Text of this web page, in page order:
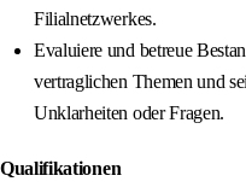
Filialnetzwerkes.
Evaluiere und betreue
vertraglichen Themen und
Unklarheiten oder Fragen.
Qualifikationen